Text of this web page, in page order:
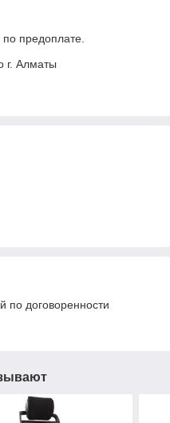
по предоплате.
г. Алматы
по договоренности